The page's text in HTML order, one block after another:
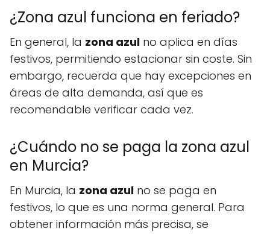
¿Zona azul funciona en feriado?
En general, la zona azul no aplica en días
festivos, permitiendo estacionar sin coste. Sin
embargo, recuerda que hay excepciones en
áreas de alta demanda, así que es
recomendable verificar cada vez.
¿Cuándo no se paga la zona azul
en Murcia?
En Murcia, la zona azul no se paga en
festivos, lo que es una norma general. Para
obtener información más precisa, se